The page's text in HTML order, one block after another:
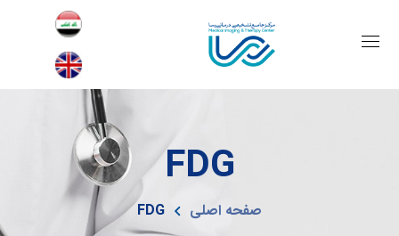
FDG
صفحه اصلی FDG